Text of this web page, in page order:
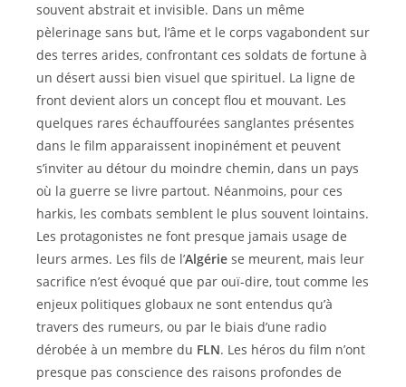
souvent abstrait et invisible. Dans un même
pèlerinage sans but, l’âme et le corps vagabondent sur
des terres arides, confrontant ces soldats de fortune à
un désert aussi bien visuel que spirituel. La ligne de
front devient alors un concept flou et mouvant. Les
quelques rares échauffourées sanglantes présentes
dans le film apparaissent inopinément et peuvent
s’inviter au détour du moindre chemin, dans un pays
où la guerre se livre partout. Néanmoins, pour ces
harkis, les combats semblent le plus souvent lointains.
Les protagonistes ne font presque jamais usage de
leurs armes. Les fils de l’Algérie se meurent, mais leur
sacrifice n’est évoqué que par ouï-dire, tout comme les
enjeux politiques globaux ne sont entendus qu’à
travers des rumeurs, ou par le biais d’une radio
dérobée à un membre du FLN. Les héros du film n’ont
presque pas conscience des raisons profondes de